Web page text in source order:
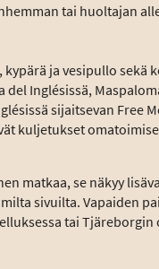
tai huoltajan
ja vesipullo
del Inglésissä,
sijaitsevan Free
kuljetukset
matkaa, se näkyy
sivuilta. Vapaiden
tai Tjäreborgin